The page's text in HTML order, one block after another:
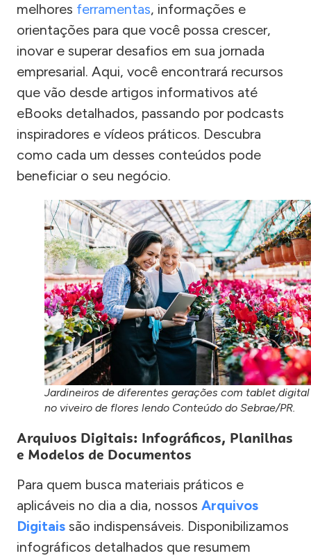
melhores ferramentas, informações e
orientações para que você possa crescer,
inovar e superar desafios em sua jornada
empresarial. Aqui, você encontrará recursos
que vão desde artigos informativos até
eBooks detalhados, passando por podcasts
inspiradores e vídeos práticos. Descubra
como cada um desses conteúdos pode
beneficiar o seu negócio.
Jardineiros de diferentes gerações com tablet digital
no viveiro de flores lendo Conteúdo do Sebrae/PR.
Arquivos Digitais: Infográficos, Planilhas
e Modelos de Documentos
Para quem busca materiais práticos e
aplicáveis no dia a dia, nossos Arquivos
Digitais são indispensáveis. Disponibilizamos
infográficos detalhados que resumem